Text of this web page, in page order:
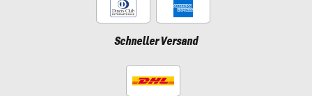
Schneller Versand